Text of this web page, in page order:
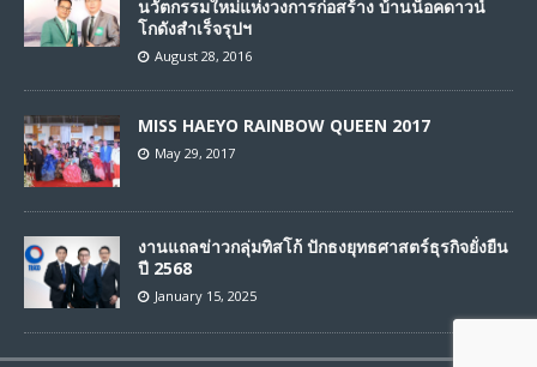
นวัตกรรมใหม่แห่งวงการก่อสร้าง บ้านน็อคดาวน์
โกดังสำเร็จรุปฯ
August 28, 2016
MISS HAEYO RAINBOW QUEEN 2017
May 29, 2017
งานแถลข่าวกลุ่มทิสโก้ ปักธงยุทธศาสตร์ธุรกิจยั่งยืน
ปี 2568
January 15, 2025